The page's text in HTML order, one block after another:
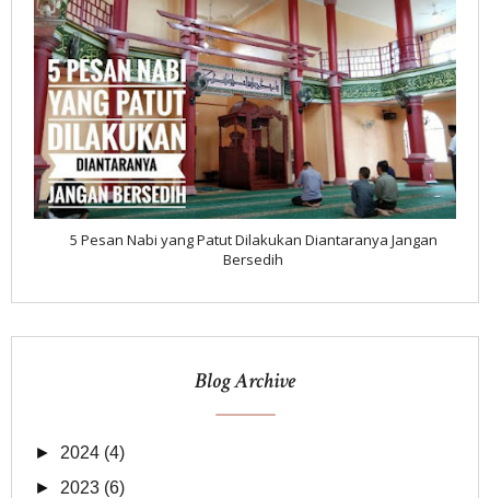
5 Pesan Nabi yang Patut Dilakukan Diantaranya Jangan
Bersedih
Blog Archive
► 2024 (4)
► 2023 (6)